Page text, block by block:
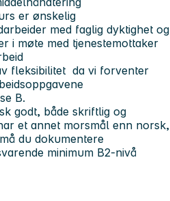
er ønskelig
med faglig dyktighet og
i møte med tjenestemottaker
fleksibilitet da vi forventer
B.
godt, både skriftlig og
et annet morsmål enn norsk,
du dokumentere
minimum B2-nivå